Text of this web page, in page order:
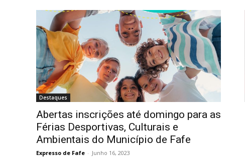
Destaques
Abertas inscrições até domingo para as
Férias Desportivas, Culturais e
Ambientais do Município de Fafe
Expresso de Fafe - Junho 16, 2023